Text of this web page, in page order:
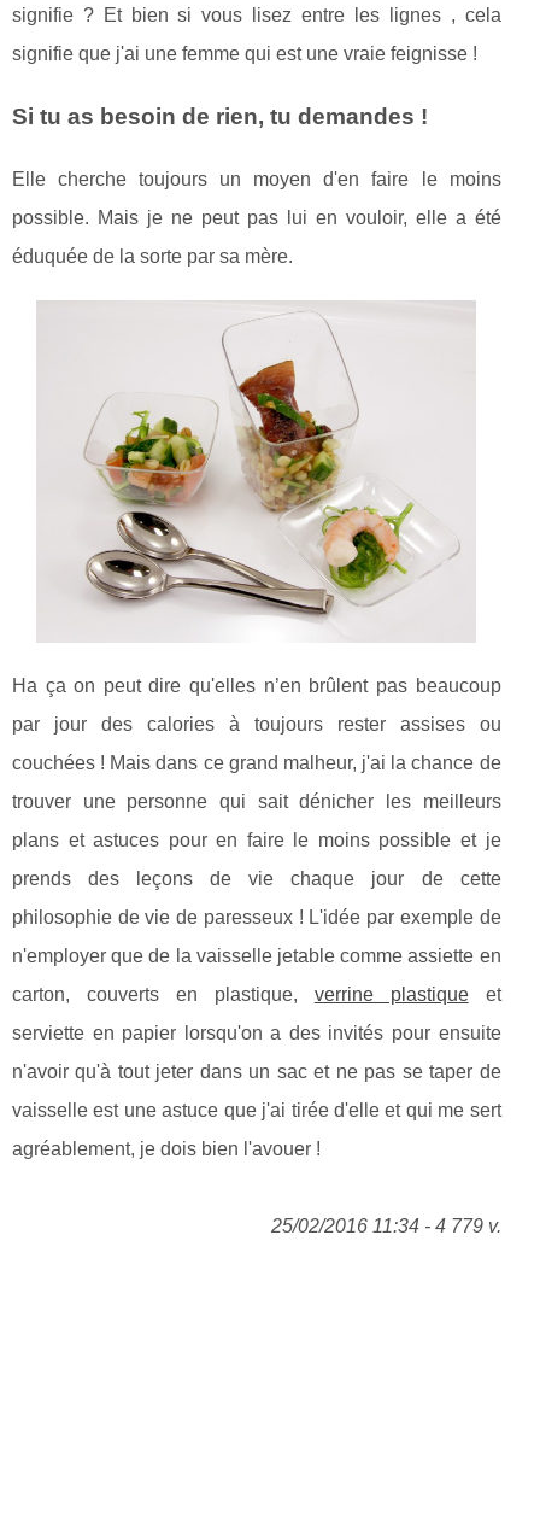
signifie ? Et bien si vous lisez entre les lignes , cela
signifie que j'ai une femme qui est une vraie feignisse !
Si tu as besoin de rien, tu demandes !
Elle cherche toujours un moyen d'en faire le moins
possible. Mais je ne peut pas lui en vouloir, elle a été
éduquée de la sorte par sa mère.
Ha ça on peut dire qu'elles n’en brûlent pas beaucoup
par jour des calories à toujours rester assises ou
couchées ! Mais dans ce grand malheur, j'ai la chance de
trouver une personne qui sait dénicher les meilleurs
plans et astuces pour en faire le moins possible et je
prends des leçons de vie chaque jour de cette
philosophie de vie de paresseux ! L'idée par exemple de
n'employer que de la vaisselle jetable comme assiette en
carton, couverts en plastique, verrine plastiqueet
serviette en papier lorsqu'on a des invités pour ensuite
n'avoir qu'à tout jeter dans un sac et ne pas se taper de
vaisselle est une astuce que j'ai tirée d'elle et qui me sert
agréablement, je dois bien l'avouer !
25/02/2016 11:34 - 4 779 v.